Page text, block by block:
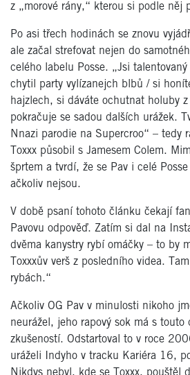
z „morové rány,“ kterou si podle něj
Po asi třech hodinách se znovu
ale začal strefovat nejen do
celého labelu Posse. „Jsi
chytil party vylízanejch blbů / si
hajzlech, si dáváte ochutnat holuby z
pokračuje se sadou dalších urážek.
Nnazi parodie na Supercroo“ – tedy
Toxxx působil s Jamesem Colem.
šprtem a tvrdí, že se Pav i celé
ačkoliv nejsou.
V době psaní tohoto článku čekají
Pavovu odpověď. Zatím si dal na
dvěma kanystry rybí omáčky – to by
Toxxxův verš z posledního videa.
rybách.“
Ačkoliv OG Pav v minulosti nikoho
neurážel, jeho rapový sok má s touto
zkušeností. Odstartoval to v roce
uráželi Indyho v tracku Kariéra 16,
Nikdys nebyl, kde se Toxxx, pouštěl